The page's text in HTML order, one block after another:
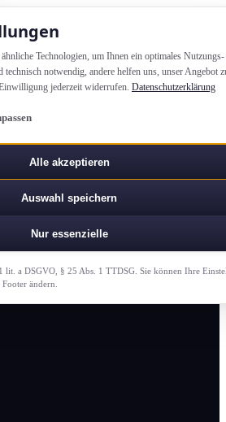
Technologien, um Ihnen ein optimales Nutzungs­
technisch notwendig, andere helfen uns, unser Angebot
jederzeit widerrufen. Datenschutzerklärung
Alle akzeptieren
Auswahl speichern
Nur essenzielle
lit. a DSGVO, § 25 Abs. 1 TTDSG. Sie können Ihre
ändern.